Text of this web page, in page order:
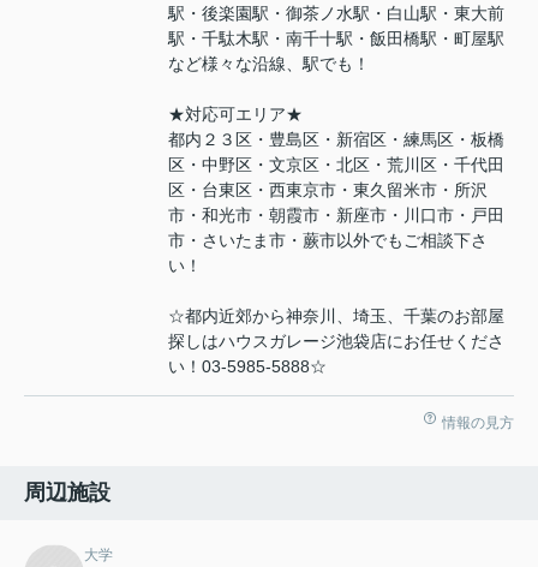
駅・後楽園駅・御茶ノ水駅・白山駅・東大前
駅・千駄木駅・南千十駅・飯田橋駅・町屋駅
など様々な沿線、駅でも！
★対応可エリア★
都内２３区・豊島区・新宿区・練馬区・板橋
区・中野区・文京区・北区・荒川区・千代田
区・台東区・西東京市・東久留米市・所沢
市・和光市・朝霞市・新座市・川口市・戸田
市・さいたま市・蕨市以外でもご相談下さ
い！
☆都内近郊から神奈川、埼玉、千葉のお部屋
探しはハウスガレージ池袋店にお任せくださ
い！03-5985-5888☆
情報の見方
周辺施設
大学